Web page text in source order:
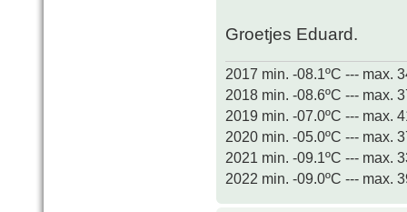
Groetjes Eduard.
2017 min. -08.1ºC --- max.
2018 min. -08.6ºC --- max.
2019 min. -07.0ºC --- max.
2020 min. -05.0ºC --- max.
2021 min. -09.1ºC --- max.
2022 min. -09.0ºC --- max.